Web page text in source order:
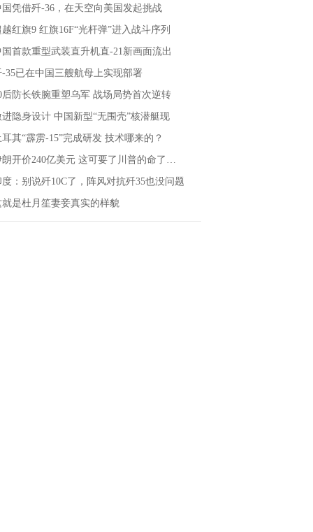
国凭借歼-36，在天空向美国发起挑战
越红旗9 红旗16F“光杆弹”进入战斗序列
国首款重型武装直升机直-21新画面流出
-35已在中国三艘航母上实现部署
后防长铁腕重塑乌军 战场局势首次逆转
进隐身设计 中国新型“无围壳”核潜艇现
耳其“霹雳-15”完成研发 技术哪来的？
朗开价240亿美元 这可要了川普的命了…
度：别说歼10C了，阵风对抗歼35也没问题
就是杜月笙妻妾真实的样貌